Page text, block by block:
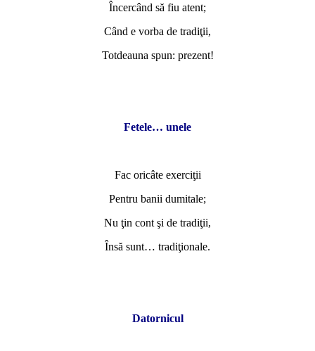
Încercând să fiu atent;
Când e vorba de tradiţii,
Totdeauna spun: prezent!
Fetele… unele
Fac oricâte exerciţii
Pentru banii dumitale;
Nu ţin cont şi de tradiţii,
Însă sunt… tradiţionale.
Datornicul